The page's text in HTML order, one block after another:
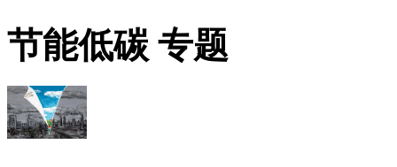
节能低碳 专题